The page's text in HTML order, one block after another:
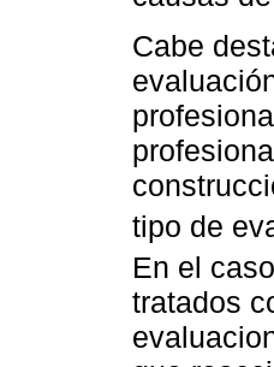
Cabe
tipo de
En el
tratados